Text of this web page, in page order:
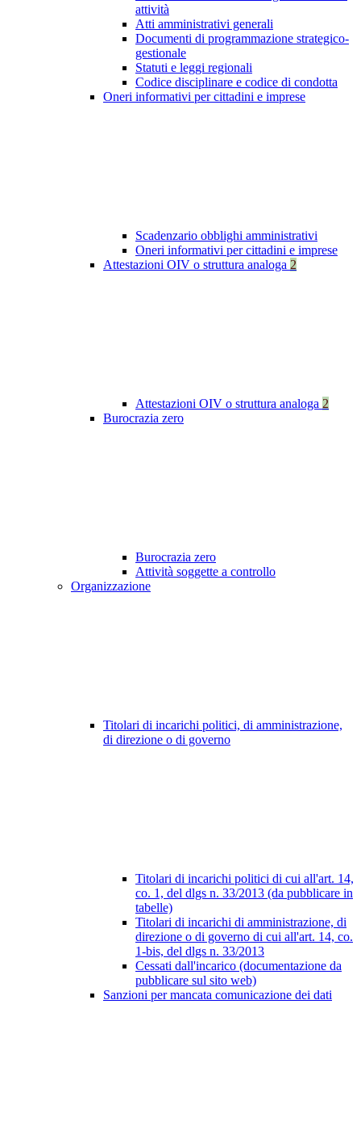
attività
Atti amministrativi generali
Documenti di programmazione strategico-
gestionale
Statuti e leggi regionali
Codice disciplinare e codice di condotta
Oneri informativi per cittadini e imprese
Scadenzario obblighi amministrativi
Oneri informativi per cittadini e imprese
Attestazioni OIV o struttura analoga 2
Attestazioni OIV o struttura analoga 2
Burocrazia zero
Burocrazia zero
Attività soggette a controllo
Organizzazione
Titolari di incarichi politici, di amministrazione,
di direzione o di governo
Titolari di incarichi politici di cui all'art. 14,
co. 1, del dlgs n. 33/2013 (da pubblicare in
tabelle)
Titolari di incarichi di amministrazione, di
direzione o di governo di cui all'art. 14, co.
1-bis, del dlgs n. 33/2013
Cessati dall'incarico (documentazione da
pubblicare sul sito web)
Sanzioni per mancata comunicazione dei dati